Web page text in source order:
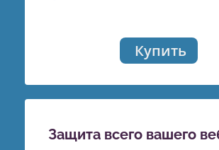
Купить
Защита всего вашего